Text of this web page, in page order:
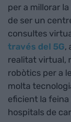
per a millorar
de ser un
consultes
través del 5G,
realitat virtual,
robòtics per a
molta
eficient la
hospitals de